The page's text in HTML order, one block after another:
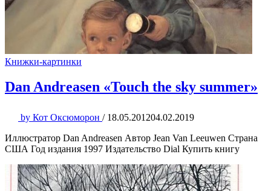
Книжки-картинки
Dan Andreasen «Touch the sky summer»
by Кот Оксюморон / 18.05.201204.02.2019
Иллюстратор Dan Andreasen Автор Jean Van Leeuwen Страна
США Год издания 1997 Издательство Dial Купить книгу